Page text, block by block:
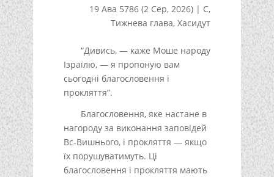
19 Ава 5786 (2 Сер, 2026) | С,
Тижнева глава,Хасидут
“Дивись, — каже Моше народу
Ізраїлю, — я пропоную вам
сьогодні благословення і
прокляття”.
Благословення, яке настане в
нагороду за виконання заповідей
Вс-Вишнього, і прокляття — якщо
їх порушуватимуть. Ці
благословення і прокляття мають